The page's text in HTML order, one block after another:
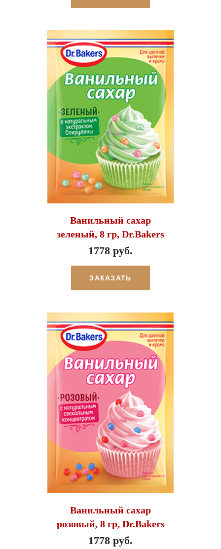
Ванильный сахар
зеленый, 8 гр, Dr.Bakers
1778 руб.
ЗАКАЗАТЬ
Ванильный сахар
розовый, 8 гр, Dr.Bakers
1778 руб.